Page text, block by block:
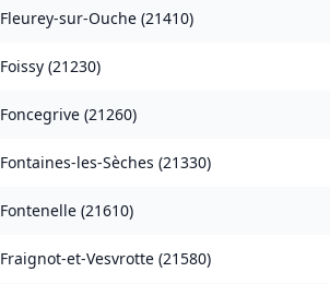
Fleurey-sur-Ouche (21410)
Foissy (21230)
Foncegrive (21260)
Fontaines-les-Sèches (21330)
Fontenelle (21610)
Fraignot-et-Vesvrotte (21580)